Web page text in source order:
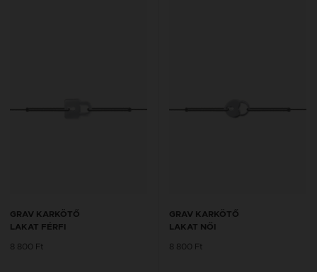
GRAV KARKÖTŐ
LAKAT FÉRFI
8 800 Ft
GRAV KARKÖTŐ
LAKAT NŐI
8 800 Ft